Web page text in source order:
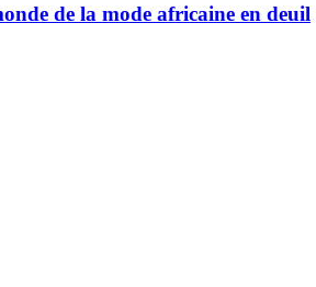
de la mode africaine en deuil